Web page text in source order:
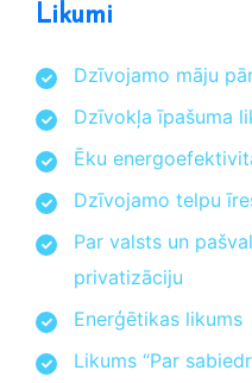
Likumi
Dzīvojamo māju
Dzīvokļa īpašuma
Ēku
Dzīvojamo telpu
Par valsts un
privatizāciju
Enerģētikas likums
Likums “Par